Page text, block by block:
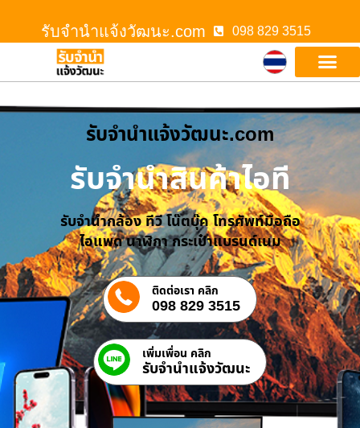
รับจํานําแจ้งวัฒนะ.com 098 829 3515
รับจํานําแจ้งวัฒนะ.com
รับจำนำสินค้าไอที
รับจำนำกล้อง ทีวี โน๊ตบุ๊ค โทรศัพท์มือถือ
ไอแพด นาฬิกา กระเป๋าแบรนด์เนม
ติดต่อเรา คลิก
098 829 3515
เพิ่มเพื่อน คลิก
รับจํานําแจ้งวัฒนะ